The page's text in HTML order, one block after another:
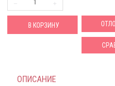
В КОРЗИНУ
ОПИСАНИЕ